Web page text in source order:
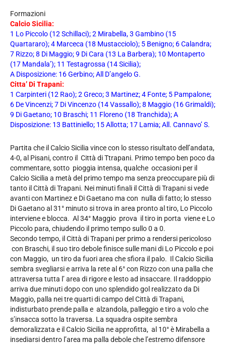
Formazioni
Calcio Sicilia:
1 Lo Piccolo (12 Schillaci); 2 Mirabella, 3 Gambino (15
Quartararo); 4 Marceca (18 Mustacciolo); 5 Benigno; 6 Calandra;
7 Rizzo; 8 Di Maggio; 9 Di Cara (13 La Barbera); 10 Montaperto
(17 Mandala’); 11 Testagrossa (14 Sicilia);
A Disposizione: 16 Gerbino; All D’angelo G.
Citta’ Di Trapani:
1 Carpinteri (12 Rao); 2 Greco; 3 Martinez; 4 Fonte; 5 Pampalone;
6 De Vincenzi; 7 Di Vincenzo (14 Vassallo); 8 Maggio (16 Grimaldi);
9 Di Gaetano; 10 Braschi; 11 Floreno (18 Tranchida); A
Disposizione: 13 Battiniello; 15 Allotta; 17 Lamia; All. Cannavo’ S.
Partita che il Calcio Sicilia vince con lo stesso risultato dell’andata,
4-0, al Pisani, contro il Città di Ttrapani. Primo tempo ben poco da
commentare, sotto pioggia intensa, qualche occasioni per il
Calcio Sicilia a metà del primo tempo ma senza preoccupare più di
tanto il Città di Trapani. Nei minuti finali il Città di Trapani si vede
avanti con Martinez e Di Gaetano ma con nulla di fatto; lo stesso
Di Gaetano al 31° minuto si trova in area pronto al tiro, Lo Piccolo
interviene e blocca. Al 34° Maggio prova il tiro in porta viene e Lo
Piccolo para, chiudendo il primo tempo sullo 0 a 0.
Secondo tempo, il Città di Trapani per primo a rendersi pericoloso
con Braschi, il suo tiro debole finisce sulle mani di Lo Piccolo e poi
con Maggio, un tiro da fuori area che sfiora il palo. Il Calcio Sicilia
sembra svegliarsi e arriva la rete al 6° con Rizzo con una palla che
attraversa tutta l’ area di rigore e lesto ad insaccare. Il raddoppio
arriva due minuti dopo con uno splendido gol realizzato da Di
Maggio, palla nei tre quarti di campo del Città di Trapani,
indisturbato prende palla e alzandola, palleggio e tiro a volo che
s’insacca sotto la traversa. La squadra ospite sembra
demoralizzata e il Calcio Sicilia ne approfitta, al 10° è Mirabella a
insediarsi dentro l’area ma palla debole che l’estremo difensore